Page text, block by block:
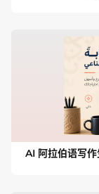
AI 阿拉伯语写